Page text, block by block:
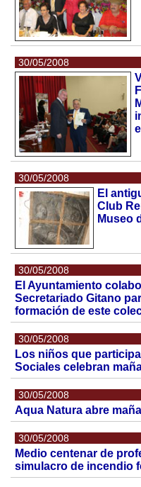
30/05/2008
30/05/2008
El
Club
Museo
30/05/2008
El Ayuntamiento
Secretariado Gitano
formación de este
30/05/2008
Los niños que
Sociales celebran
30/05/2008
Aqua Natura abre
30/05/2008
Medio centenar de
simulacro de incendio